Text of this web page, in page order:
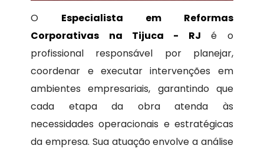
O Especialista em Reformas
Corporativas na Tijuca - RJ é o
profissional responsável por planejar,
coordenar e executar intervenções em
ambientes empresariais, garantindo que
cada etapa da obra atenda às
necessidades operacionais e estratégicas
da empresa. Sua atuação envolve a análise